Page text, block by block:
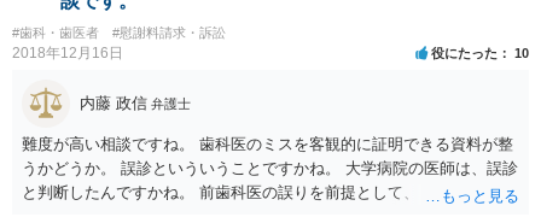
#歯科・歯医者 #慰謝料請求・訴訟
2018年12月16日 役にたった 10
内藤 政信 弁護士
難度が高い相談ですね。 歯科医のミスを客観的に証明できる資料が整
うかどうか。 誤診といういうことですかね。 大学病院の医師は、誤診
と判断したんですかね。 前歯科医の誤りを前提として、 その医師はど